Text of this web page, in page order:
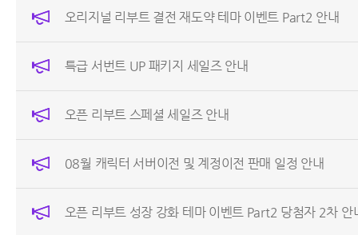
오리지널 리부트 결전 재도약 테마 이벤트 Part2 안내
특급 서번트 UP 패키지 세일즈 안내
오픈 리부트 스페셜 세일즈 안내
08월 캐릭터 서버이전 및 계정이전 판매 일정 안내
오픈 리부트 성장 강화 테마 이벤트 Part2 당첨자 2차 안